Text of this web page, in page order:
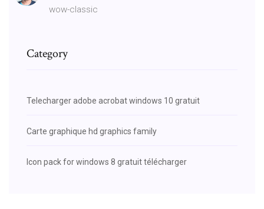
wow-classic
Category
Telecharger adobe acrobat windows 10 gratuit
Carte graphique hd graphics family
Icon pack for windows 8 gratuit télécharger